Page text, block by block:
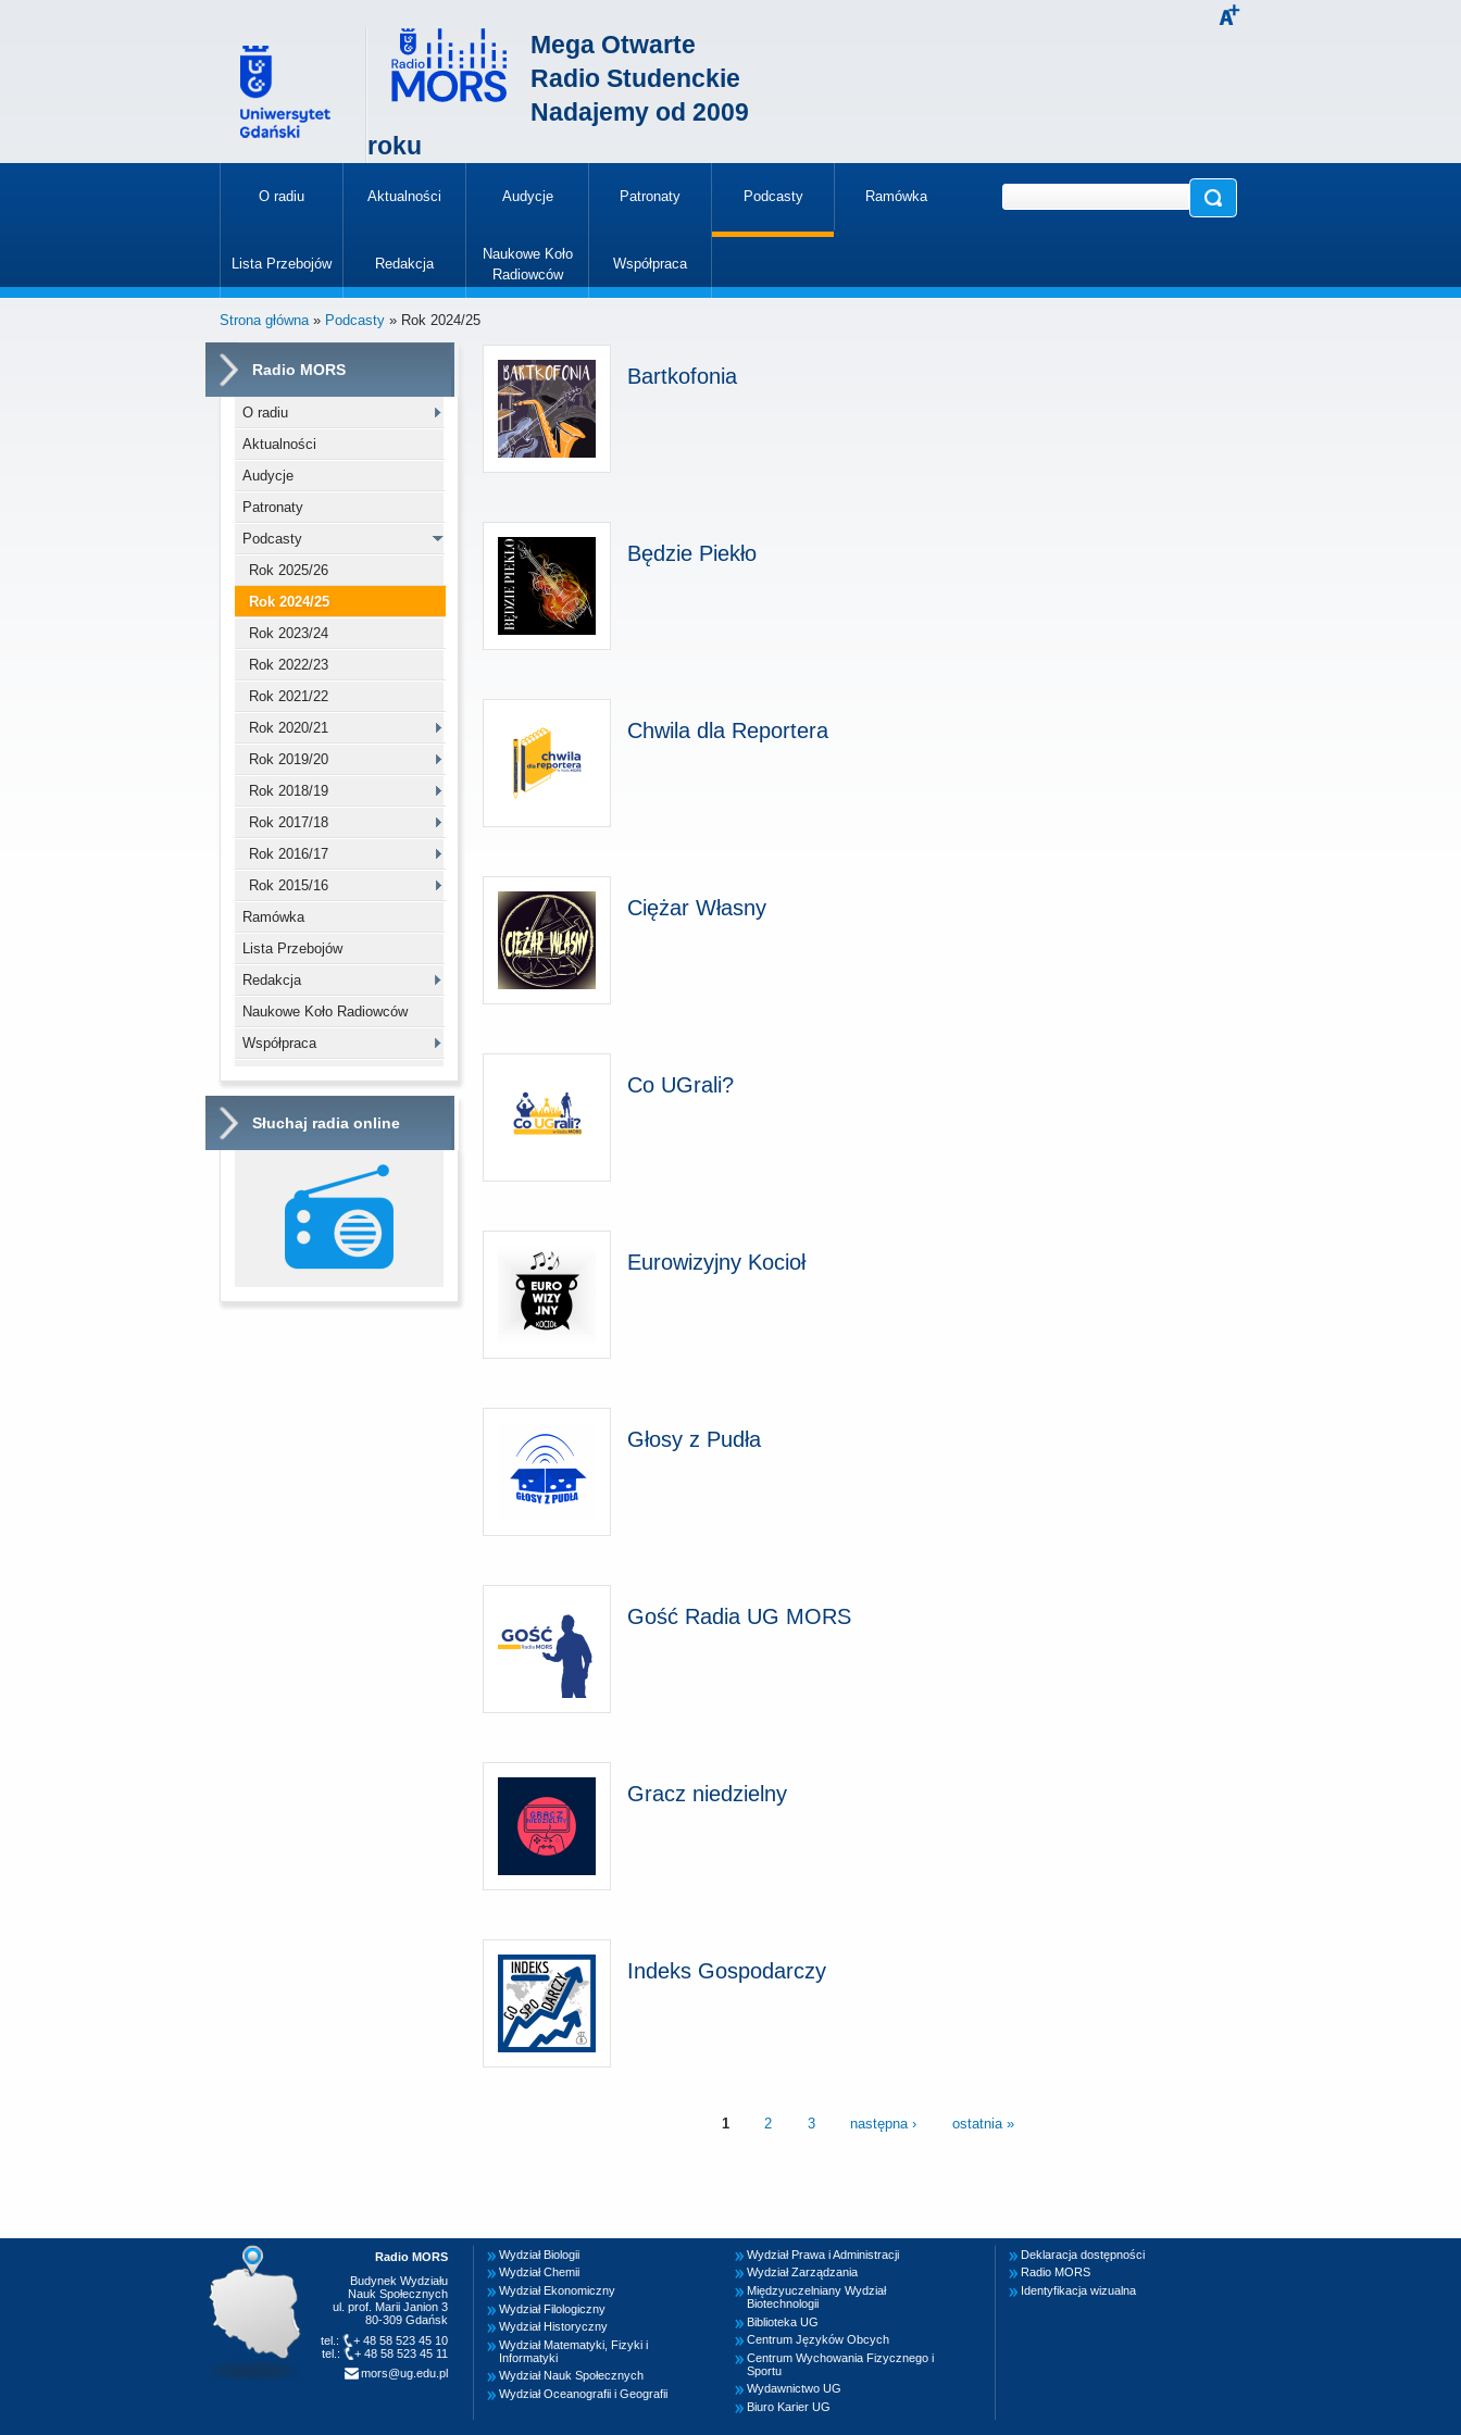
Mega Otwarte
Radio Studenckie
Nadajemy od 2009
roku
O radiu Aktualności Audycje Patronaty Podcasty
»
Ramówka
Lista Przebojów Redakcja
Naukowe Koło
Radiowców
Współpraca
Strona główna» Podcasty » Rok 2024/25
Radio MORS
O radiu
Aktualności
Audycje
Patronaty
Podcasty
Rok 2025/26
Rok 2024/25
Rok 2023/24
Rok 2022/23
Rok 2021/22
Rok 2020/21
Rok 2019/20
Rok 2018/19
Rok 2017/18
Rok 2016/17
Rok 2015/16
Ramówka
Lista Przebojów
Redakcja
Naukowe Koło Radiowców
Współpraca
Słuchaj radia online
Bartkofonia
Będzie Piekło
Chwila dla Reportera
Ciężar Własny
Co UGrali?
Eurowizyjny Kocioł
Głosy z Pudła
Gość Radia UG MORS
Gracz niedzielny
Indeks Gospodarczy
1 2 3 następna › ostatnia »
Radio MORS
Budynek Wydziału
Nauk Społecznych
ul. prof. Marii Janion 3
80-309 Gdańsk
tel.:
+ 48 58 523 45 10
tel.:
+ 48 58 523 45 11
mors@ug.edu.pl
Wydział Biologii
Wydział Chemii
Wydział Ekonomiczny
Wydział Filologiczny
Wydział Historyczny
Wydział Matematyki, Fizyki i
Informatyki
Wydział Nauk Społecznych
Wydział Oceanografii i Geografii
Wydział Prawa i Administracji
Wydział Zarządzania
Międzyuczelniany Wydział
Biotechnologii
Biblioteka UG
Centrum Języków Obcych
Centrum Wychowania Fizycznego i
Sportu
Wydawnictwo UG
Biuro Karier UG
Deklaracja dostępności
Radio MORS
Identyfikacja wizualna